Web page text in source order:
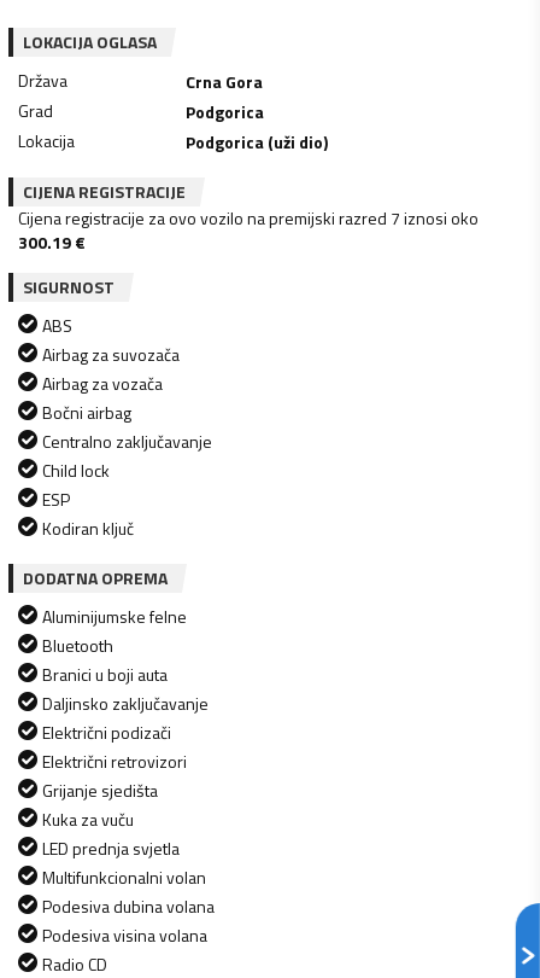
LOKACIJA OGLASA
Država
Crna Gora
Grad
Podgorica
Lokacija
Podgorica (uži dio)
CIJENA REGISTRACIJE
Cijena registracije za ovo vozilo na premijski razred 7 iznosi oko
300.19€
SIGURNOST
ABS
Airbag za suvozača
Airbag za vozača
Bočni airbag
Centralno zaključavanje
Child lock
ESP
Kodiran ključ
DODATNA OPREMA
Aluminijumske felne
Bluetooth
Branici u boji auta
Daljinsko zaključavanje
Električni podizači
Električni retrovizori
Grijanje sjedišta
Kuka za vuču
LED prednja svjetla
Multifunkcionalni volan
Podesiva dubina volana
Podesiva visina volana
Radio CD